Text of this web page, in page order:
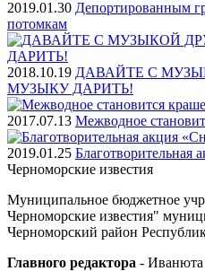
2019.01.30 Депортированным
потомкам
2018.10.19 ДАВАЙТЕ С
МУЗЫКУ ДАРИТЬ!
2017.07.13 Межводное
2019.01.25 Благотворительная
Черноморские известия
Муниципальное бюджетное
Черноморские известия"
Черноморский район
Главного редактора - Иванюта